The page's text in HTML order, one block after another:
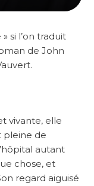
si l’on traduit
de John
vivante, elle
pleine de
autant
chose, et
regard aiguisé